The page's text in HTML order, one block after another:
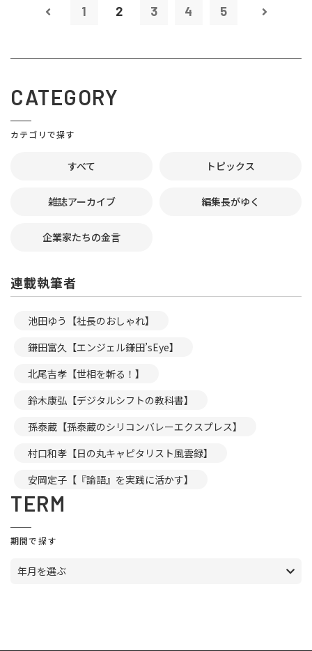
1 2 3 4 5
CATEGORY
カテゴリで探す
すべて トピックス
雑誌アーカイブ 編集長がゆく
企業家たちの金言
連載執筆者
池田ゆう【社長のおしゃれ】
鎌田富久【エンジェル鎌田’sEye】
北尾吉孝【世相を斬る！】
鈴木康弘【デジタルシフトの教科書】
孫泰蔵【孫泰蔵のシリコンバレーエクスプレス】
村口和孝【日の丸キャピタリスト風雲録】
安岡定子【『論語』を実践に活かす】
TERM
期間で探す
年月を選ぶ